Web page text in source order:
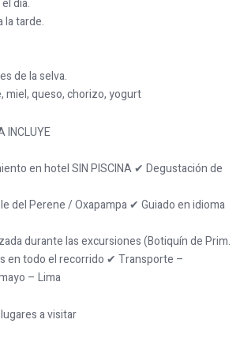
día.
la tarde.
de la selva.
miel, queso, chorizo, yogurt
INCLUYE
en hotel SIN PISCINA ✔ Degustación de
del Perene / Oxapampa ✔ Guiado en idioma
durante las excursiones (Botiquín de Prim.
en todo el recorrido ✔ Transporte –
– Lima
a visitar